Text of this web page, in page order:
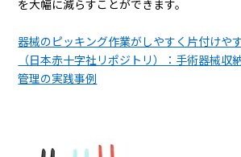
を大幅に減らすことができます。
器械のピッキング作業がしやすく片付けや
（日本赤十字社リポジトリ）：手術器械収
管理の実践事例